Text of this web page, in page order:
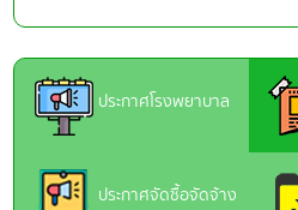
ประกาศโรงพยาบาล
ประกาศจัดซื้อจัดจ้าง